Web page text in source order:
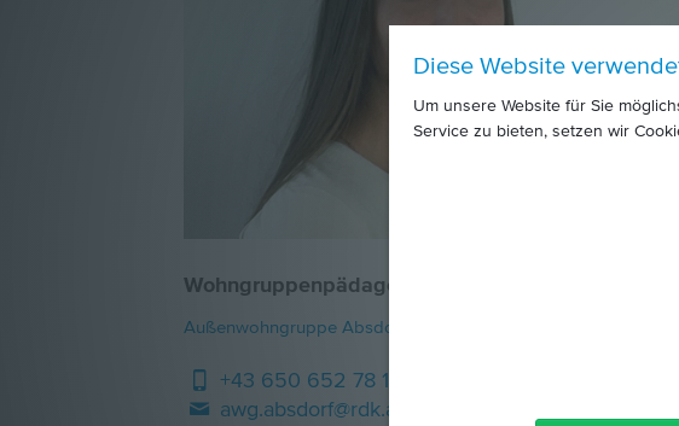
Wohngruppenpädagogin
Außenwohngruppe Absdorf
+43 650 652 78 12
awg.absdorf@rdk.at
Diese Website
Um unsere Website für Sie
Service zu bieten, setzen wir